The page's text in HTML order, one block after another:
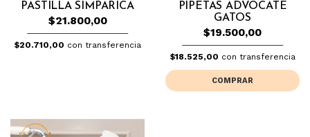
PASTILLA SIMPARICA
$21.800,00
$20.710,00 con transferencia
PIPETAS ADVOCATE
GATOS
$19.500,00
$18.525,00 con transferencia
COMPRAR